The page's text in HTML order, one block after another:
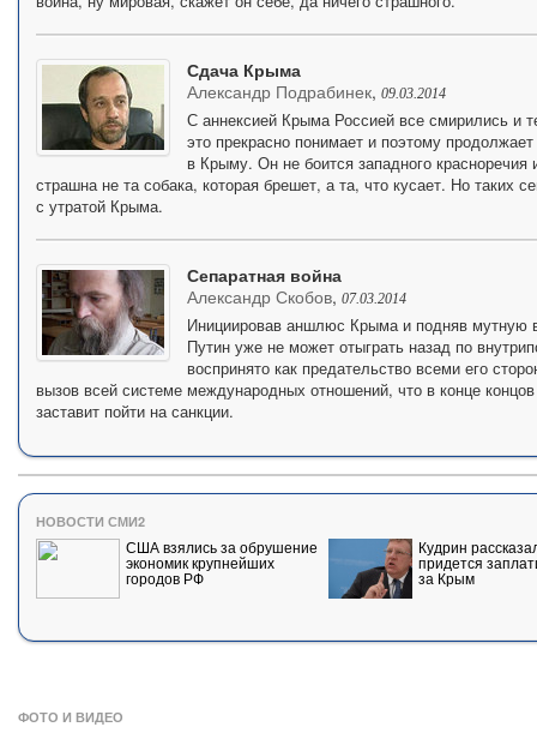
Сдача Крыма
Александр Подрабинек, 09.03.2014
С аннексией Крыма Россией все смирились и
это прекрасно понимает и поэтому
в Крыму. Он не боится западного
страшна не та собака, которая брешет, а та, что кусает. Но таких
с утратой Крыма.
Сепаратная война
Александр Скобов, 07.03.2014
Инициировав аншлюс Крыма и подняв мутную
Путин уже не может отыграть назад по
воспринято как предательство всеми его
вызов всей системе международных отношений, что в конце
заставит пойти на санкции.
НОВОСТИ СМИ2
США взялись за обрушение
экономик крупнейших
городов РФ
Кудрин
придется
за Крым
ФОТО И ВИДЕО